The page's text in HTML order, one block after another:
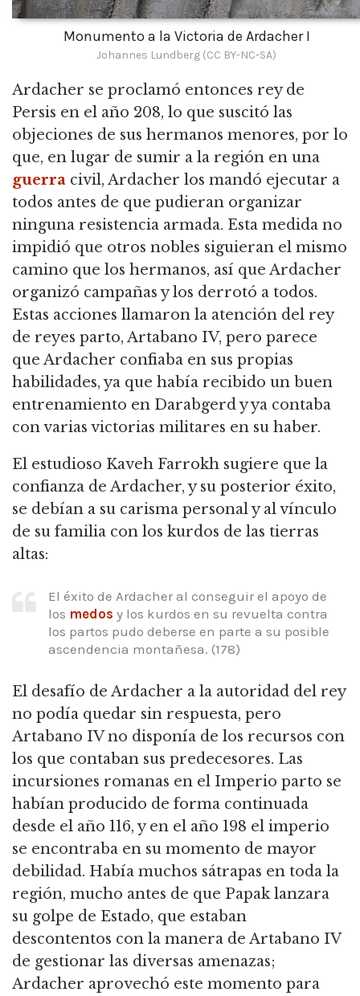
Monumento a la Victoria de Ardacher I
Johannes Lundberg (CC BY-NC-SA)
Ardacher se proclamó entonces rey de
Persis en el año 208, lo que suscitó las
objeciones de sus hermanos menores, por lo
que, en lugar de sumir a la región en una
guerra civil, Ardacher los mandó ejecutar a
todos antes de que pudieran organizar
ninguna resistencia armada. Esta medida no
impidió que otros nobles siguieran el mismo
camino que los hermanos, así que Ardacher
organizó campañas y los derrotó a todos.
Estas acciones llamaron la atención del rey
de reyes parto, Artabano IV, pero parece
que Ardacher confiaba en sus propias
habilidades,ya que había recibido un buen
entrenamiento en Darabgerd y ya contaba
con varias victorias militares en su haber.
El estudioso Kaveh Farrokh sugiere que la
confianza de Ardacher, y su posterior éxito,
se debían a su carisma personal y al vínculo
de su familia con los kurdos de las tierras
altas:
El éxito de Ardacher al conseguir el apoyo de
los medos y los kurdos en su revuelta contra
los partos pudo deberse en parte a su posible
ascendencia montañesa. (178)
El desafío de Ardacher a la autoridad del rey
no podía quedar sin respuesta, pero
Artabano IV no disponía de los recursos con
los que contaban sus predecesores. Las
incursiones romanas en el Imperio parto se
habían producido de forma continuada
desde el año 116, y en el año 198 el imperio
se encontraba en su momento de mayor
debilidad. Había muchos sátrapas en toda la
región, mucho antes de que Papak lanzara
su golpe de Estado, que estaban
descontentos con la manera de Artabano IV
de gestionar las diversas amenazas;
Ardacher aprovechó este momento para